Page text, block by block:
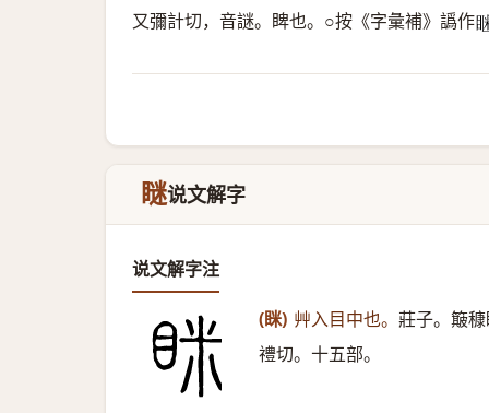
又彌計切，音謎。睥也。○按《字彙補》譌作𥇆
瞇说文解字
说文解字注
(眯) 艸入目中也。 莊子。簸
禮切。十五部。